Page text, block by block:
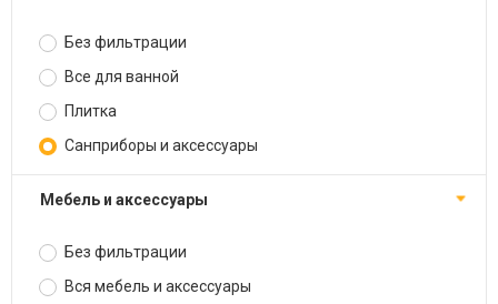
Без фильтрации
Все для ванной
Плитка
Санприборы и аксессуары
Мебель и аксессуары
Без фильтрации
Вся мебель и аксессуары